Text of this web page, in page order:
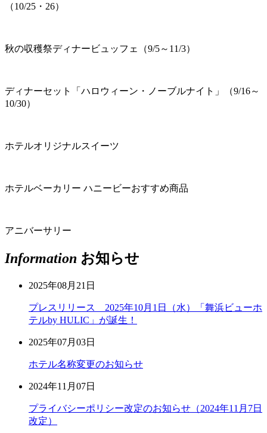
（10/25・26）
秋の収穫祭ディナービュッフェ（9/5～11/3）
ディナーセット「ハロウィーン・ノーブルナイト」（9/16～
10/30）
ホテルオリジナルスイーツ
ホテルベーカリー ハニービーおすすめ商品
アニバーサリー
Information お知らせ
2025年08月21日
プレスリリース 2025年10月1日（水）「舞浜ビューホ
テルby HULIC」が誕生！
2025年07月03日
ホテル名称変更のお知らせ
2024年11月07日
プライバシーポリシー改定のお知らせ（2024年11月7日
改定）